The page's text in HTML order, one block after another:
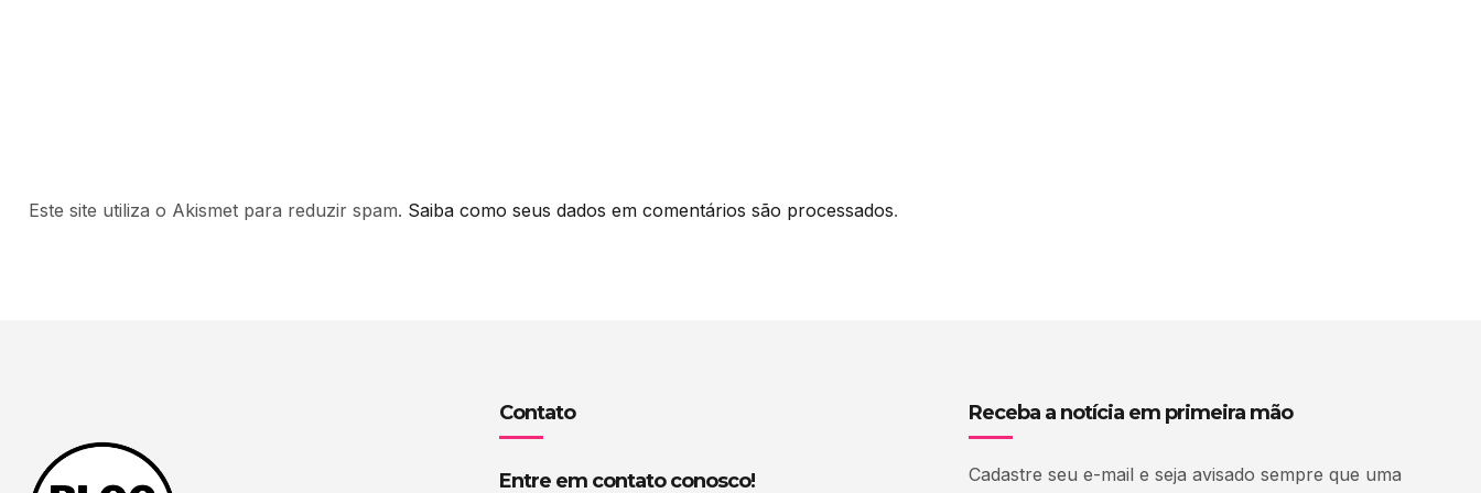
Este site utiliza o Akismet para reduzir spam. Saiba como seus dados em comentários são processados.
Contato
Entre em contato conosco!
Receba a notícia em primeira mão
Cadastre seu e-mail e seja avisado sempre que uma